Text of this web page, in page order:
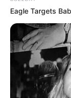
Eagle Targets